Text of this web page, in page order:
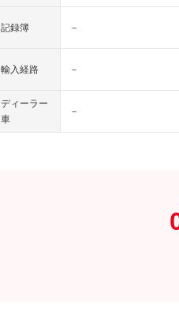
記録簿 －
輸入経路 －
ディーラー
車
－